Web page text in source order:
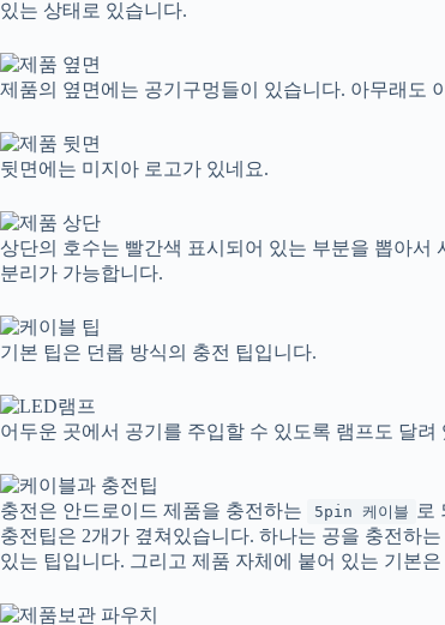
있는 상태로 있습니다.
제품의 옆면에는 공기구멍들이 있습니다. 아무래도
뒷면에는 미지아 로고가 있네요.
상단의 호수는 빨간색 표시되어 있는 부분을 뽑아
분리가 가능합니다.
기본 팁은 던롭 방식의 충전 팁입니다.
어두운 곳에서 공기를 주입할 수 있도록 램프도 달려
충전은 안드로이드 제품을 충전하는 5pin 케이블
로
충전팁은 2개가 곂쳐있습니다. 하나는 공을 충전하
있는 팁입니다. 그리고 제품 자체에 붙어 있는 기본